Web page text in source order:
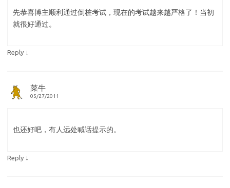
先恭喜博主顺利通过倒桩考试，现在的考试越来越严格了！当初
就很好通过。
Reply ↓
菜牛
05/27/2011
也还好吧，有人远处喊话提示的。
Reply ↓